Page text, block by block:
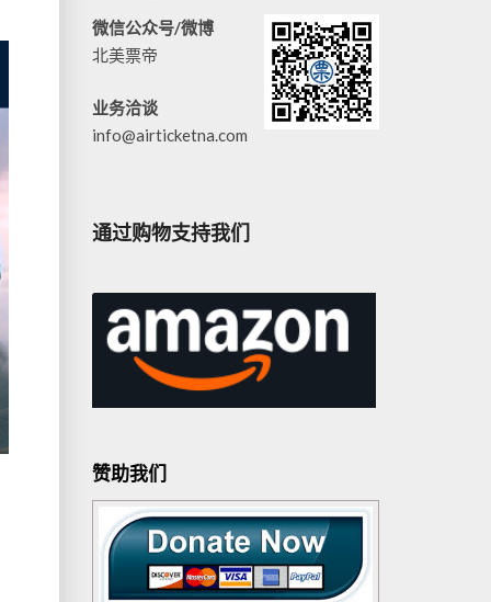
微信公众号/微博
北美票帝
业务洽谈
info@airticketna.com
通过购物支持我们
赞助我们